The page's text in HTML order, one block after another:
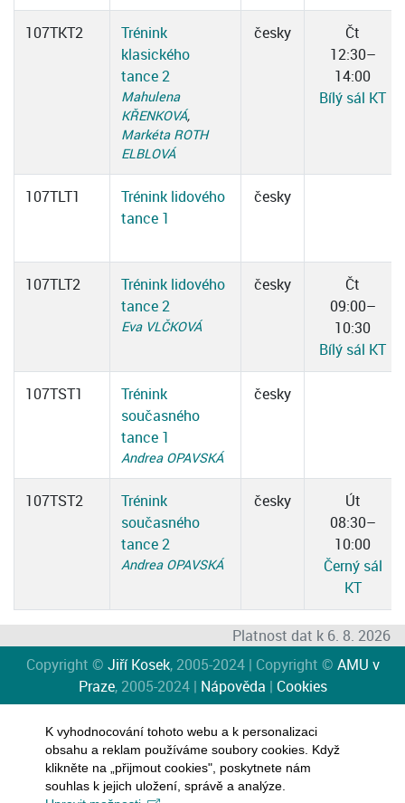
107TKT2
Trénink
klasického
tance 2
Mahulena
KŘENKOVÁ,
Markéta ROTH
ELBLOVÁ
česky
Čt
12:30–
14:00
Bílý sál KT
107TLT1
Trénink lidového
tance 1
česky
107TLT2
Trénink lidového
tance 2
Eva VLČKOVÁ
česky
Čt
09:00–
10:30
Bílý sál KT
107TST1
Trénink
současného
tance 1
Andrea OPAVSKÁ
česky
107TST2
Trénink
současného
tance 2
Andrea OPAVSKÁ
česky
Út
08:30–
10:00
Černý sál
KT
Platnost dat k 6. 8. 2026
Copyright © Jiří Kosek, 2005-2024 | Copyright © AMU v
Praze, 2005-2024 | Nápověda | Cookies
K vyhodnocování tohoto webu a k personalizaci
obsahu a reklam používáme soubory cookies. Když
klikněte na „přijmout cookies", poskytnete nám
souhlas k jejich uložení, správě a analýze.